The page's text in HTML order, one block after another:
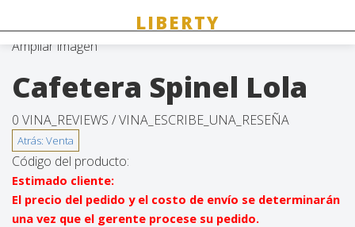
Ampliar imagen
Cafetera Spinel Lola
0 VINA_REVIEWS /VINA_ESCRIBE_UNA_RESEÑA
Código del producto:
Estimado cliente:
El precio del pedido y el costo de envío se determinarán
una vez que el gerente procese su pedido.